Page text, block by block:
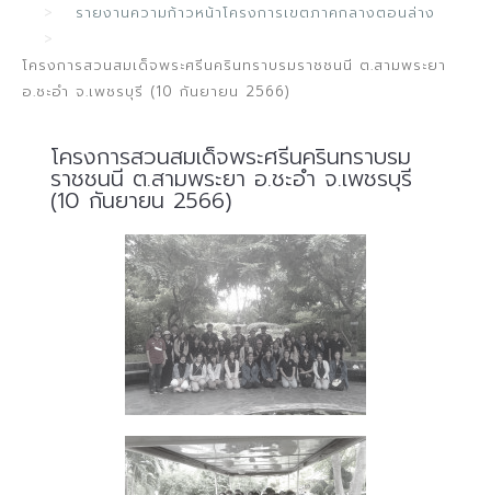
รายงานความก้าวหน้าโครงการเขตภาคกลางตอนล่าง
โครงการสวนสมเด็จพระศรีนครินทราบรมราชชนนี ต.สามพระยา
อ.ชะอำ จ.เพชรบุรี (10 กันยายน 2566)
โครงการสวนสมเด็จพระศรีนครินทราบรม
ราชชนนี ต.สามพระยา อ.ชะอำ จ.เพชรบุรี
(10 กันยายน 2566)